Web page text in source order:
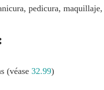
pedicura,
(véase32.99)